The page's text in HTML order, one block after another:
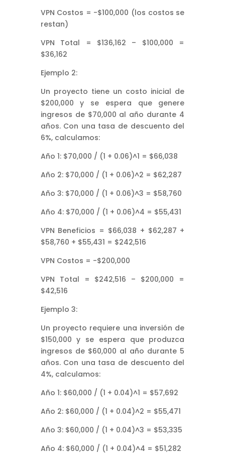
VPN Costos = -$100,000 (los costos se
restan)
VPN Total = $136,162 – $100,000 =
$36,162
Ejemplo 2:
Un proyecto tiene un costo inicial de
$200,000 y se espera que genere
ingresos de $70,000 al año durante 4
años. Con una tasa de descuento del
6%, calculamos:
Año 1: $70,000 / (1 + 0.06)^1 = $66,038
Año 2: $70,000 / (1 + 0.06)^2 = $62,287
Año 3: $70,000 / (1 + 0.06)^3 = $58,760
Año 4: $70,000 / (1 + 0.06)^4 = $55,431
VPN Beneficios = $66,038 + $62,287 +
$58,760 + $55,431 = $242,516
VPN Costos = -$200,000
VPN Total = $242,516 – $200,000 =
$42,516
Ejemplo 3:
Un proyecto requiere una inversión de
$150,000 y se espera que produzca
ingresos de $60,000 al año durante 5
años. Con una tasa de descuento del
4%, calculamos:
Año 1: $60,000 / (1 + 0.04)^1 = $57,692
Año 2: $60,000 / (1 + 0.04)^2 = $55,471
Año 3: $60,000 / (1 + 0.04)^3 = $53,335
Año 4: $60,000 / (1 + 0.04)^4 = $51,282